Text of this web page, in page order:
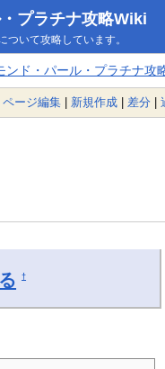
プラチナ攻略Wiki
ついて攻略しています。
ンド・パール・プラチナ攻
ページ編集 | 新規作成 | 差分 |
†